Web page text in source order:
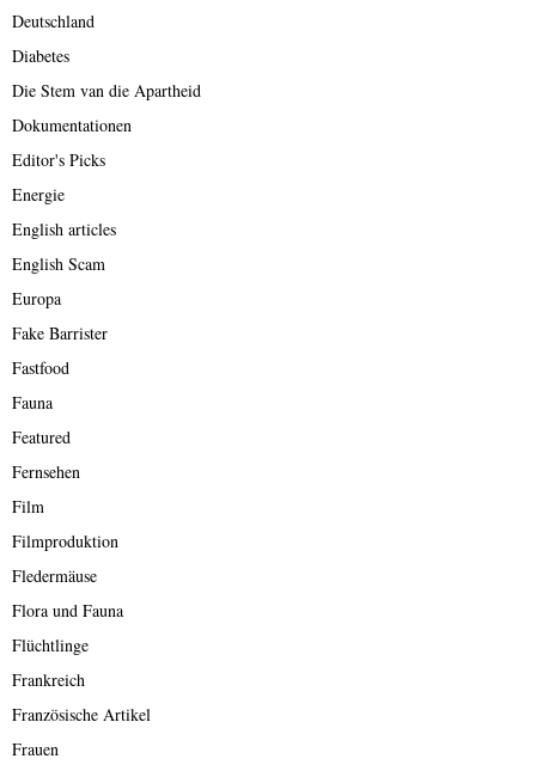
Deutschland
Diabetes
Die Stem van die Apartheid
Dokumentationen
Editor's Picks
Energie
English articles
English Scam
Europa
Fake Barrister
Fastfood
Fauna
Featured
Fernsehen
Film
Filmproduktion
Fledermäuse
Flora und Fauna
Flüchtlinge
Frankreich
Französische Artikel
Frauen